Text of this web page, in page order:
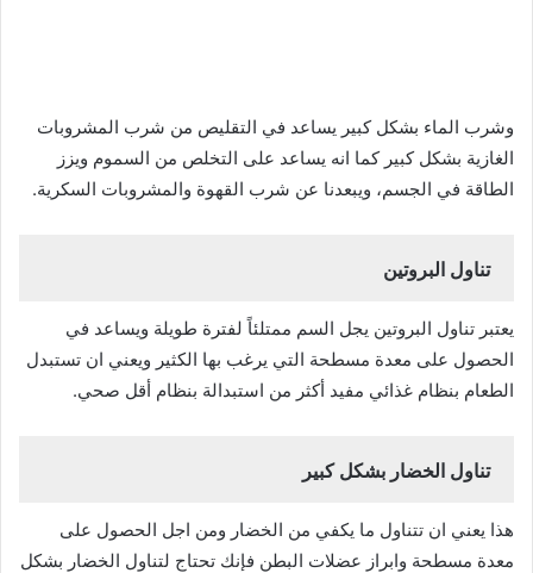
وشرب الماء بشكل كبير يساعد في التقليص من شرب المشروبات
الغازية بشكل كبير كما انه يساعد على التخلص من السموم ويزز
الطاقة في الجسم، ويبعدنا عن شرب القهوة والمشروبات السكرية.
تناول البروتين
يعتبر تناول البروتين يجل السم ممتلئاً لفترة طويلة ويساعد في
الحصول على معدة مسطحة التي يرغب بها الكثير ويعني ان تستبدل
الطعام بنظام غذائي مفيد أكثر من استبدالة بنظام أقل صحي.
تناول الخضار بشكل كبير
هذا يعني ان تتناول ما يكفي من الخضار ومن اجل الحصول على
معدة مسطحة وابراز عضلات البطن فإنك تحتاج لتناول الخضار بشكل